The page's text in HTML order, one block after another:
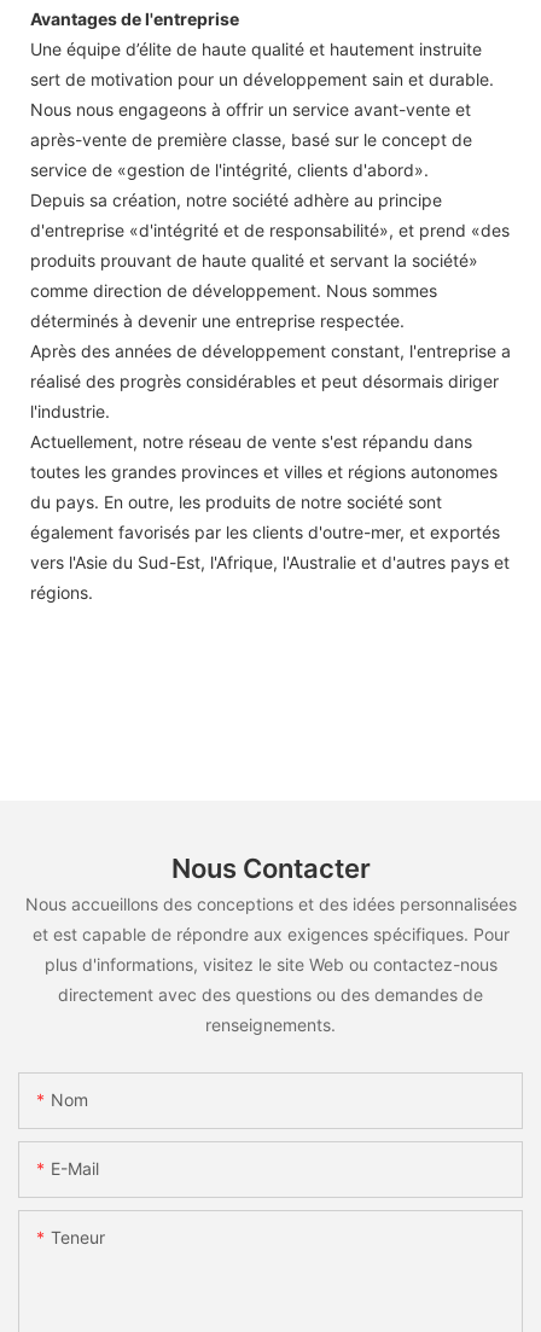
Avantages de l'entreprise
Une équipe d’élite de haute qualité et hautement instruite
sert de motivation pour un développement sain et durable.
Nous nous engageons à offrir un service avant-vente et
après-vente de première classe, basé sur le concept de
service de «gestion de l'intégrité, clients d'abord».
Depuis sa création, notre société adhère au principe
d'entreprise «d'intégrité et de responsabilité», et prend «des
produits prouvant de haute qualité et servant la société»
comme direction de développement. Nous sommes
déterminés à devenir une entreprise respectée.
Après des années de développement constant, l'entreprise a
réalisé des progrès considérables et peut désormais diriger
l'industrie.
Actuellement, notre réseau de vente s'est répandu dans
toutes les grandes provinces et villes et régions autonomes
du pays. En outre, les produits de notre société sont
également favorisés par les clients d'outre-mer, et exportés
vers l'Asie du Sud-Est, l'Afrique, l'Australie et d'autres pays et
régions.
Nous Contacter
Nous accueillons des conceptions et des idées personnalisées
et est capable de répondre aux exigences spécifiques. Pour
plus d'informations, visitez le site Web ou contactez-nous
directement avec des questions ou des demandes de
renseignements.
Nom
E-Mail
Teneur